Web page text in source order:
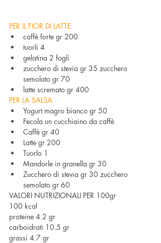
PER IL FIOR DI LATTE
caffè forte gr 200
tuorli 4
gelatina 2 fogli
zucchero di stevia gr 35 zucchero
semolato gr 70
latte scremato gr 400
PER LA SALSA
Yogurt magro bianco gr 50
Fecola un cucchiaino da caffè
Caffè gr 40
Latte gr 200
Tuorlo 1
Mandorle in granella gr 30
Zucchero di stevia gr 30 zucchero
semolato gr 60
VALORI NUTRIZIONALI PER 100gr
100 kcal
proteine 4.2 gr
carboidrati 10.5 gr
grassi 4.7 gr